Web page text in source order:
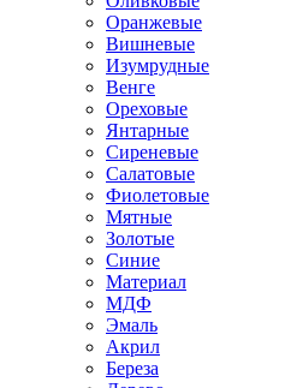
Оранжевые
Вишневые
Изумрудные
Венге
Ореховые
Янтарные
Сиреневые
Салатовые
Фиолетовые
Мятные
Золотые
Синие
Материал
МДФ
Эмаль
Акрил
Береза